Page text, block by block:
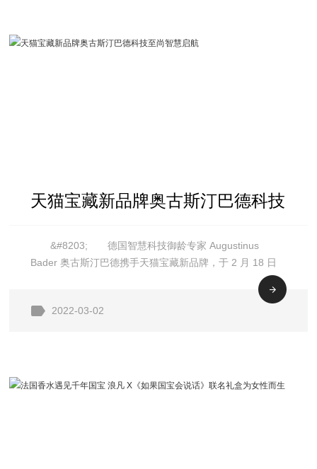
天猫宝藏新品牌奥古斯汀巴德科技
至尚智慧启航
&#8203; 德国智慧科技御龄专家 Augustinus
Bader 奥古斯汀巴德携手天猫宝藏新品牌，于 2 月 18 日
开始，与上海静 安香格里拉酒店打造 “科技至尚&bull;万藏
2022-03-02